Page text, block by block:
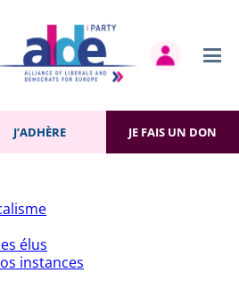
J’ADHÈRE JE FAIS UN DON
élus
instances